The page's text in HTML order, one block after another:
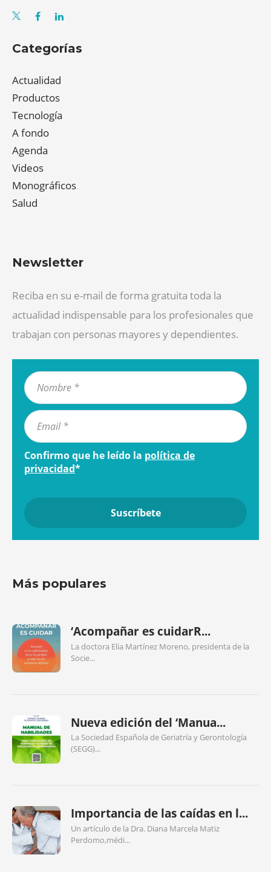
Categorías
Actualidad
Productos
Tecnología
A fondo
Agenda
Videos
Monográficos
Salud
Newsletter
Reciba en su e-mail de forma gratuita toda la
actualidad indispensable para los profesionales que
trabajan con personas mayores y dependientes.
Confirmo que he leído la política de
privacidad*
Más populares
‘Acompañar es cuidarR...
La doctora Elia Martínez Moreno, presidenta de la
Socie...
Nueva edición del ‘Manua...
La Sociedad Española de Geriatría y Gerontología
(SEGG)...
Importancia de las caídas en l...
Un artículo de la Dra. Diana Marcela Matiz
Perdomo,médi...